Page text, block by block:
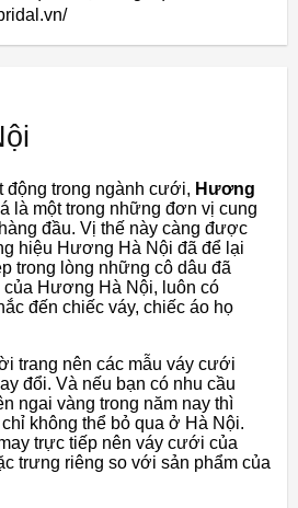
động trong ngành cưới, Hương
là một trong những đơn vị cung
đầu. Vị thế này càng được
hiệu Hương Hà Nội đã để lại
trong lòng những cô dâu đã
Hương Hà Nội, luôn có
đến chiếc váy, chiếc áo họ
trang nên các mẫu váy cưới
đổi. Và nếu bạn có nhu cầu
ngai vàng trong năm nay thì
không thể bỏ qua ở Hà Nội.
trực tiếp nên váy cưới của
trưng riêng so với sản phẩm của